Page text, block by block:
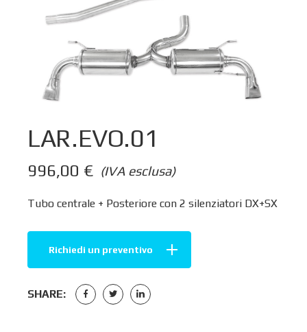
LAR.EVO.01
(IVA esclusa)
996,00 €
Tubo centrale + Posteriore con 2 silenziatori DX+SX
Richiedi un preventivo
SHARE: